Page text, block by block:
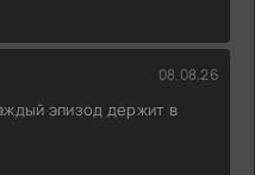
08.08.26
эпизод держит в